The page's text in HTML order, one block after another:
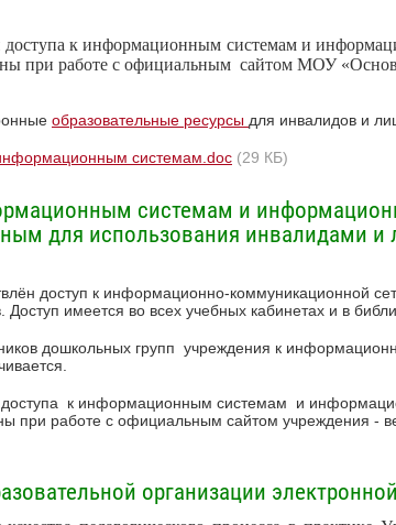
доступа к информационным системам и
при работе с официальным сайтом МОУ
образовательные ресурсы для инвалидов и
системам.doc (29 КБ)
системам и
для использования инвалидами
доступ к информационно-коммуникационной
Доступ имеется во всех учебных кабинетах и в
дошкольных групп учреждения к
к информационным системам и
при работе с официальным сайтом учреждения -
организации